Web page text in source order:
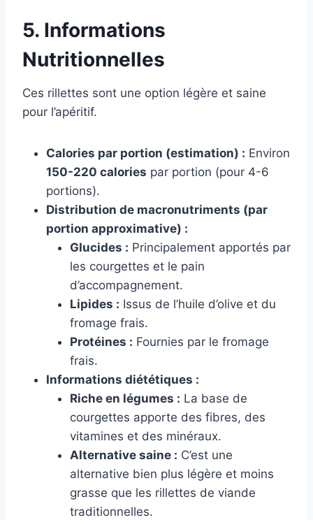
5. Informations
Nutritionnelles
Ces rillettes sont une option légère et saine
pour l’apéritif.
Calories par portion (estimation) : Environ
150-220 calories par portion (pour 4-6
portions).
Distribution de macronutriments (par
portion approximative) :
Glucides : Principalement apportés par
les courgettes et le pain
d’accompagnement.
Lipides : Issus de l’huile d’olive et du
fromage frais.
Protéines : Fournies par le fromage
frais.
Informations diététiques :
Riche en légumes : La base de
courgettes apporte des fibres, des
vitamines et des minéraux.
Alternative saine : C’est une
alternative bien plus légère et moins
grasse que les rillettes de viande
traditionnelles.